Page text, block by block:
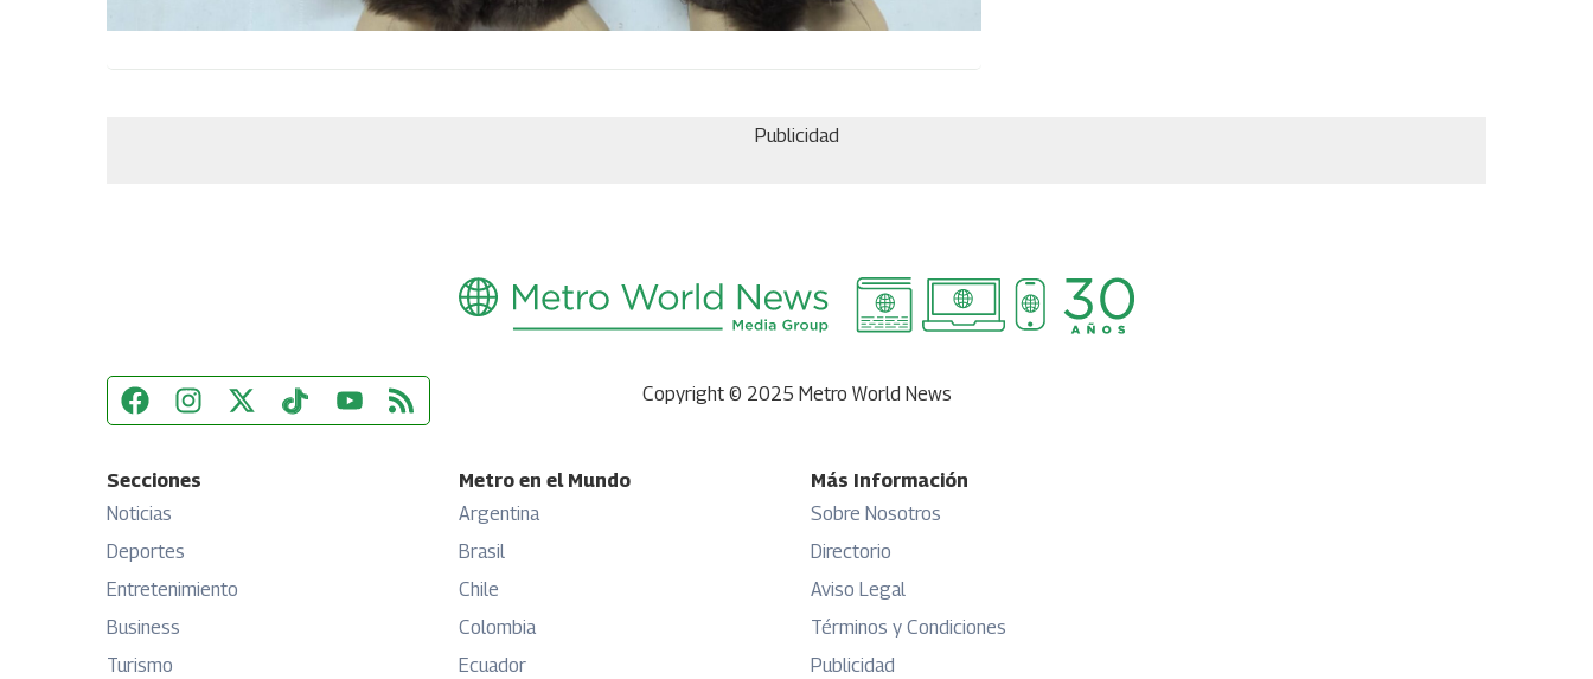
Publicidad
Copyright © 2025 Metro World News
Secciones
Noticias
Deportes
Entretenimiento
Business
Turismo
Metro en el Mundo
Argentina
Brasil
Chile
Colombia
Ecuador
Más Información
Sobre Nosotros
Directorio
Aviso Legal
Términos y Condiciones
Publicidad